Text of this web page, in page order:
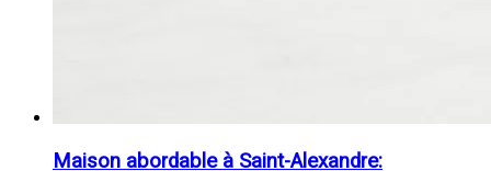
Maison abordable à Saint-Alexandre: